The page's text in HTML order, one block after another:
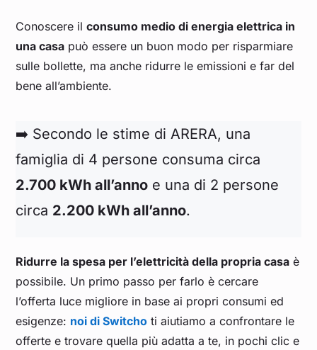
Conoscere ilconsumo medio di energia elettrica in
una casa può essere un buon modo per risparmiare
sulle bollette, ma anche ridurre le emissioni e far del
bene all’ambiente.
➡️ Secondo le stime di ARERA, una
famiglia di 4 persone consuma circa
2.700 kWh all’anno e una di 2 persone
circa 2.200 kWh all’anno.
Ridurre la spesa per l’elettricità della propria casa è
possibile. Un primo passo per farlo è cercare
l’offerta luce migliore in base ai propri consumi ed
esigenze: noi di Switcho ti aiutiamo a confrontare le
offerte e trovare quella più adatta a te, in pochi clic e